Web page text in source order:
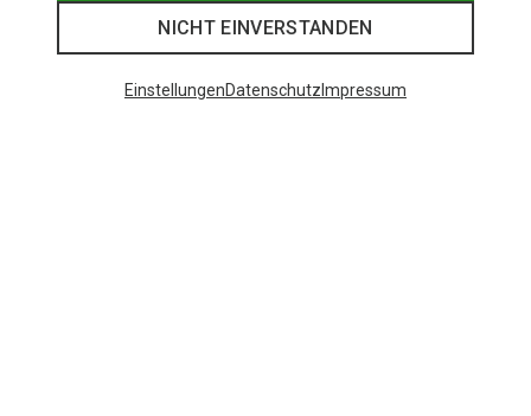
NICHT EINVERSTANDEN
EinstellungenDatenschutz Impressum